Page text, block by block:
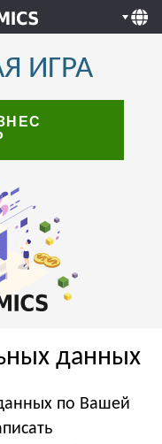
ИГРА
данных
по Вашей